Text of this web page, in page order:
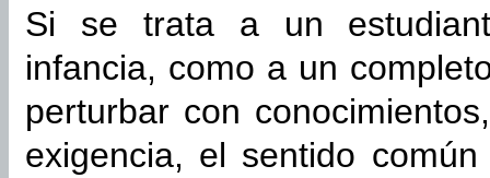
Si se trata a un
infancia, como a un
perturbar con
exigencia, el sentido